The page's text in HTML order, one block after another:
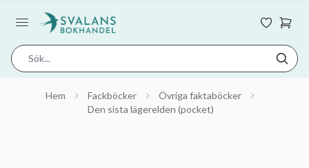
Hem Fackböcker
Övriga faktaböcker
Den sista lägerelden (pocket)